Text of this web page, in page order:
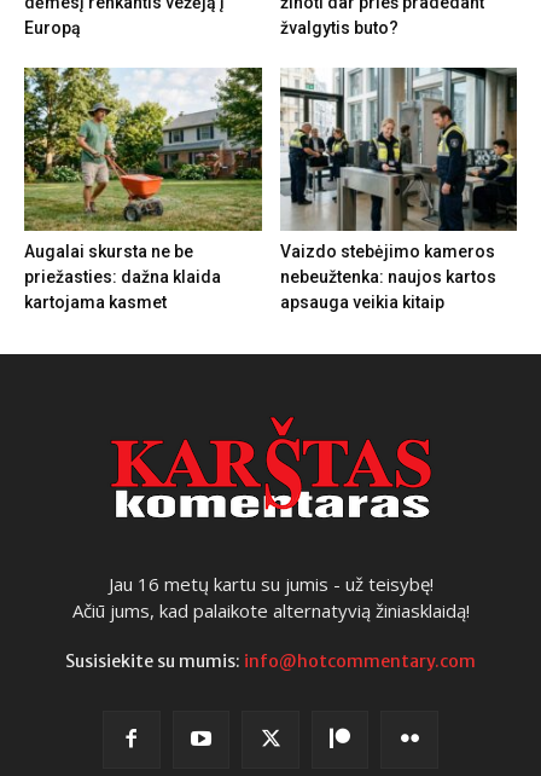
Europą
žvalgytis buto?
Augalai skursta ne be
priežasties: dažna klaida
kartojama kasmet
Vaizdo stebėjimo kameros
nebeužtenka: naujos kartos
apsauga veikia kitaip
Jau 16 metų kartu su jumis - už teisybę!
Ačiū jums, kad palaikote alternatyvią žiniasklaidą!
Susisiekite su mumis: info@hotcommentary.com